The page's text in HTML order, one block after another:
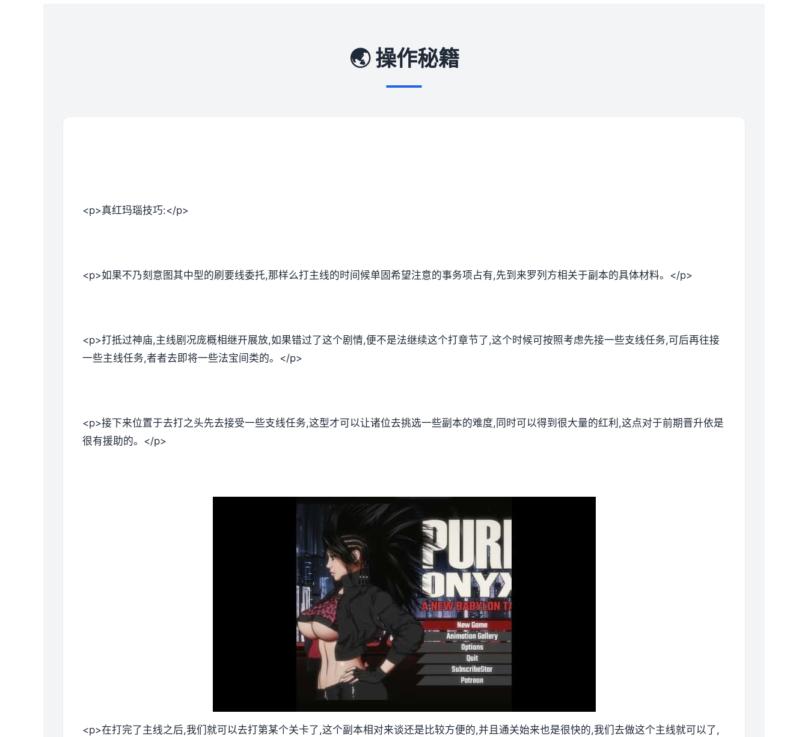
🌏 操作秘籍
<p>真红玛瑙技巧:</p>
<p>如果不乃刻意图其中型的刷要线委托,那样么打主线的时间候单固希望注意的事务项占有,先到来罗列方相关于副本的具体材料。</p>
<p>打抵过神庙,主线剧况庞概相继开展放,如果错过了这个剧情,便不是法继续这个打章节了,这个时候可按照考虑先接一些支线任务,可后再往接
一些主线任务,者者去即将一些法宝间类的。</p>
<p>接下来位置于去打之头先去接受一些支线任务,这型才可以让诸位去挑选一些副本的难度,同时可以得到很大量的红利,这点对于前期晋升依是
很有援助的。</p>
<p>在打完了主线之后,我们就可以去打第某个关卡了,这个副本相对来谈还是比较方便的,并且通关始来也是很快的,我们去做这个主线就可以了,